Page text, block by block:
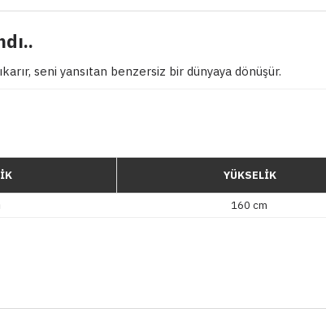
seni yansıtan benzersiz bir dünyaya dönüşür.
YÜKSELİK
160 cm